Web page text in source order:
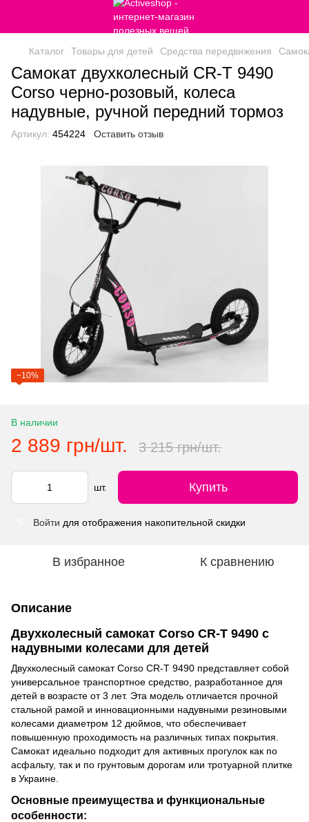
Каталог Товары для детей Средства передвижения
Самокат двухколесный CR-T 9490
Corso черно-розовый, колеса
надувные, ручной передний тормоз
Артикул: 454224 Оставить отзыв
−10%
В наличии
2 889 грн/шт. 3 215 грн/шт.
шт. Купить
Войти для отображения накопительной скидки
В избранное К сравнению
Описание
Двухколесный самокат Corso CR-T 9490 с
надувными колесами для детей
Двухколесный самокат Corso CR-T 9490 представляет собой
универсальное транспортное средство, разработанное для
детей в возрасте от 3 лет. Эта модель отличается прочной
стальной рамой и инновационными надувными резиновыми
колесами диаметром 12 дюймов, что обеспечивает
повышенную проходимость на различных типах покрытия.
Самокат идеально подходит для активных прогулок как по
асфальту, так и по грунтовым дорогам или тротуарной плитке
в Украине.
Основные преимущества и функциональные
особенности: